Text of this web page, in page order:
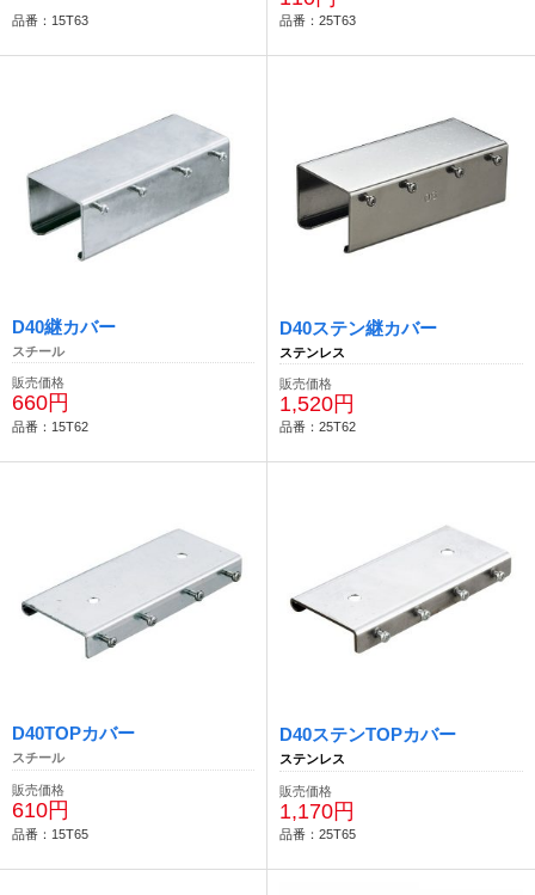
品番：15T63 品番：25T63
D40継カバー
スチール
販売価格
660円
品番：15T62
D40ステン継カバー
ステンレス
販売価格
1,520円
品番：25T62
D40TOPカバー
スチール
販売価格
610円
品番：15T65
D40ステンTOPカバー
ステンレス
販売価格
1,170円
品番：25T65